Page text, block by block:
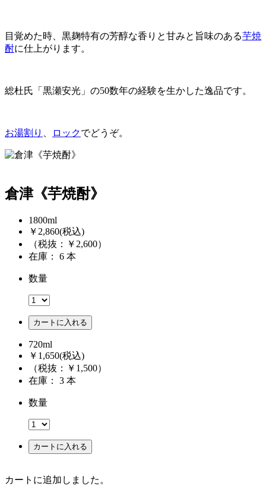
目覚めた時、黒麹特有の芳醇な香りと甘みと旨味のある芋焼
酎に仕上がります。
総杜氏「黒瀬安光」の50数年の経験を生かした逸品です。
お湯割り ロックでどうぞ。
倉津《芋焼酎》
1800ml
￥2,860(税込)
（税抜：￥2,600）
在庫： 6 本
数量
カートに入れる
720ml
￥1,650(税込)
（税抜：￥1,500）
在庫： 3 本
数量
カートに入れる
カートに追加しました。